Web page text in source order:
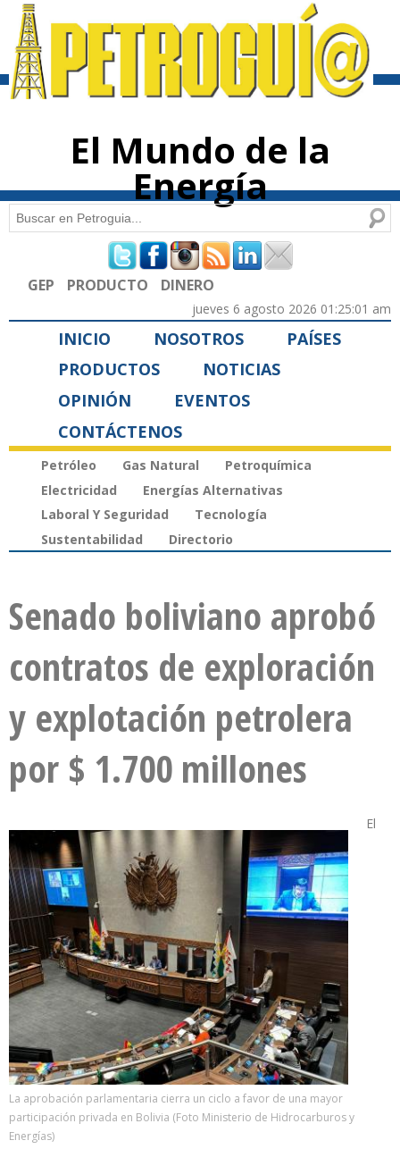
contenido
El Mundo de la
Energía
Formulario de búsqueda
Buscar
GEP PRODUCTO DINERO
jueves 6 agosto 2026 01:25:01 am
INICIO NOSOTROS
PAÍSES
PRODUCTOS
NOTICIAS
OPINIÓN
EVENTOS
CONTÁCTENOS
Petróleo Gas Natural
Petroquímica
Electricidad
Energías Alternativas
Laboral Y Seguridad
Tecnología
Sustentabilidad
Directorio
Senado boliviano aprobó
contratos de exploración
y explotación petrolera
por $ 1.700 millones
La aprobación parlamentaria cierra un ciclo a favor de una mayor
participación privada en Bolivia (Foto Ministerio de Hidrocarburos y
Energías)
El